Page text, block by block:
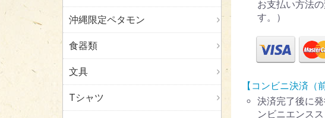
沖縄限定ペタモン
食器類
文具
Tシャツ
お支払い方法
す。）
【コンビニ決済（
決済完了後に
ンビニエンス